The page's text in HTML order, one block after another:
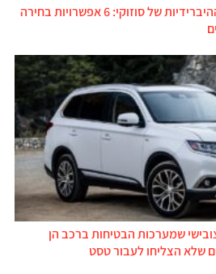
הוצג הסדר פשרה בפרשת ההיברידיות של סוזוקי: 6 אפשרויות בחירה
שמערכות הבטיחות ברכב הן
שלא הצליחו לעבור טסט